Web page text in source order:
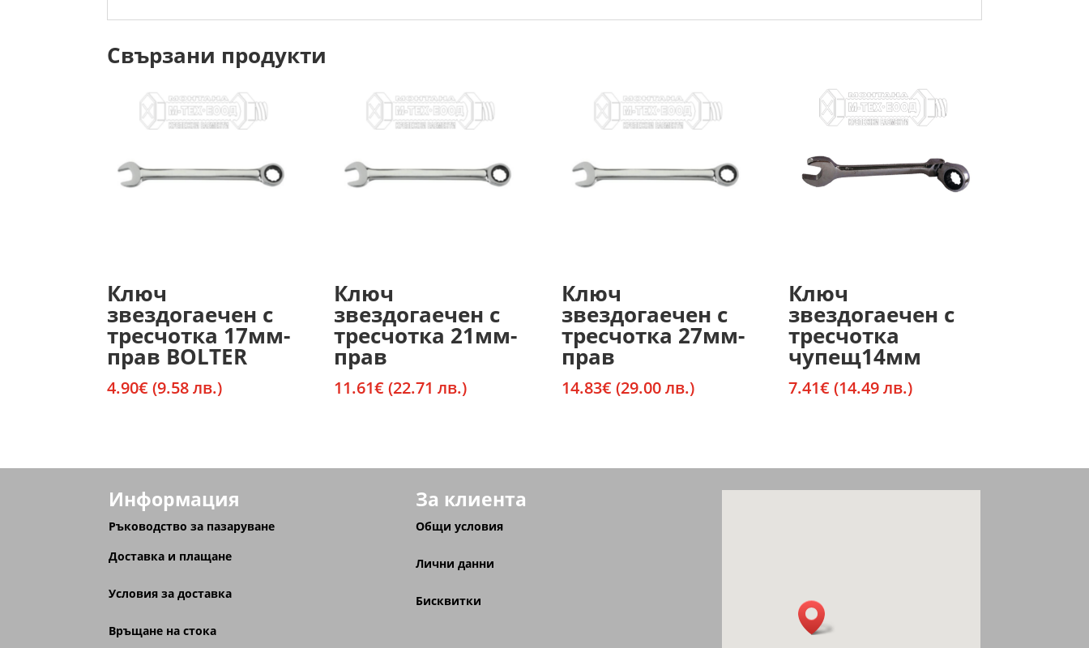
Свързани продукти
Ключ
звездогаечен с
тресчотка 17мм-
прав BOLTER
4.90€ (9.58 лв.)
Ключ
звездогаечен с
тресчотка 21мм-
прав
11.61€ (22.71 лв.)
Ключ
звездогаечен с
тресчотка 27мм-
прав
14.83€ (29.00 лв.)
Ключ
звездогаечен с
тресчотка
чупещ14мм
7.41€ (14.49 лв.)
Информация
Ръководство за пазаруване
Доставка и плащане
Условия за доставка
Връщане на стока
За клиента
Общи условия
Лични данни
Бисквитки